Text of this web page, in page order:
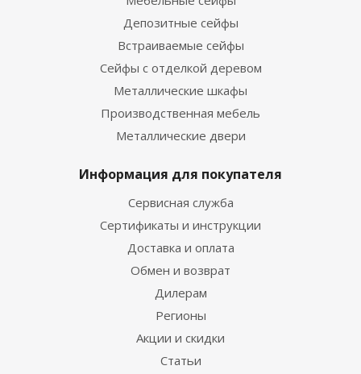
Депозитные сейфы
Встраиваемые сейфы
Сейфы с отделкой деревом
Металлические шкафы
Производственная мебель
Металлические двери
Информация для покупателя
Сервисная служба
Сертификаты и инструкции
Доставка и оплата
Обмен и возврат
Дилерам
Регионы
Акции и скидки
Статьи